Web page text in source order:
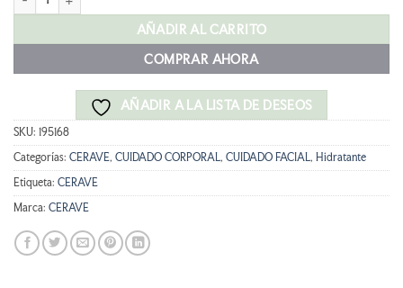
12,75 €.11,47 €.
AÑADIR AL CARRITO
COMPRAR AHORA
AÑADIR A LA LISTA DE DESEOS
SKU: 195168
Categorías: CERAVE, CUIDADO CORPORAL, CUIDADO FACIAL, Hidratante
Etiqueta: CERAVE
Marca: CERAVE